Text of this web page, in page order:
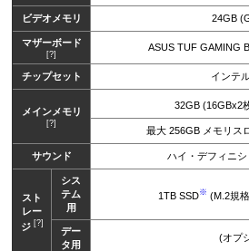
ビデオメモリ 24GB
マザーボード
[?]
ASUS TUF GAMING
チップセット インテ
メインメモリ
[?]
32GB (16GBx2
最大 256GB メモリス
サウンド ハイ・デフィニ
スト
レー
ジ [?]
シス
テム
用
1TB SSD※ (M.2規
デー
タ用
(オプ